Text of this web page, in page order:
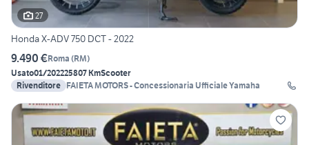
27
Honda X-ADV 750 DCT - 2022
9.490 €Roma (RM)
Usato01/202225807 KmScooter
Rivenditore FAIETA MOTORS - Concessionaria Ufficiale Yamaha